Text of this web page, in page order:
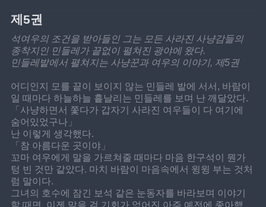
제5권
석여우의 조건을 받아들인 그는 모든 사라진 사냥감들의
종착지인 민들레가 끝없이 펼쳐진 광야에 왔다.
민들레밭에서 펼쳐지는 사냥꾼과 여우의 이야기, 제5권
어디인지 모를 끝이 보이지 않는 민들레 밭에 서서, 바람이
일 때마다 하늘하늘 흩날리는 민들레를 보며 난 깨달았다.
「사냥하면서 쫓다가 갑자기 사라진 여우들이 다 여기에
숨어있었구나」
난 이렇게 생각했다.
「참 아름다운 곳이야」
꼬마 여우에게 말을 가르쳐줄 때마다 마음 한구석이 뭔가
텅 빈 것만 같았다. 마치 바람이 마음속에서 윙윙 부는 것처
럼 말이다.
그녀의 호수에 잠긴 보석 같은 눈동자를 바라보며 이야기
할 때면, 이젠 말을 걸 기회가 없어진 아주 예전에 좋아했